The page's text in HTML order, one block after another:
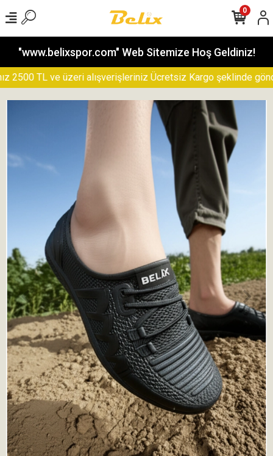
"www.belixspor.com" Web Sitemize Hoş Geldiniz!
2500 TL ve üzeri alışverişleriniz Ücretsiz Kargo şeklinde
0